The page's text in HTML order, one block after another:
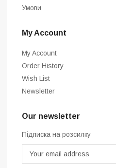
Умови
My Account
My Account
Order History
Wish List
Newsletter
Our newsletter
Підписка на розсилку